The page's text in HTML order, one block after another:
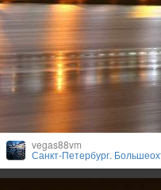
vegas88vm
Санкт-Петербург.